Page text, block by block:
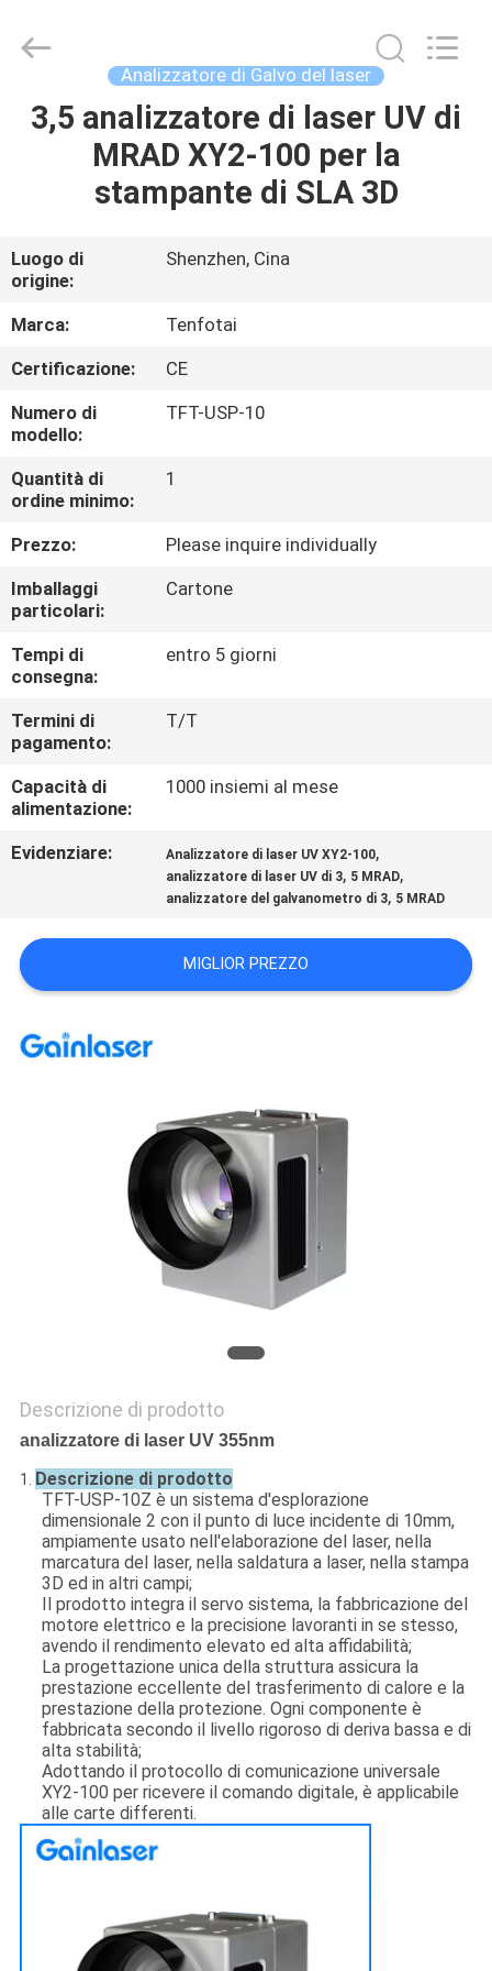
CASA
PRODOTTI
CIRCA
NOI
GIRO
DELLA
FABBRICA
CONTROLLO
DI
QUALITÀ
CONTATTICI
RICHIEDA
UNA
CITAZIONE
MAPPA
SITO
POLICY
Gainlaser
Laser
Rights
Reserved.
Analizzatore di Galvo del laser
3,5 analizzatore di laser UV di
MRAD XY2-100 per la
stampante di SLA 3D
Luogo di
origine:
Shenzhen, Cina
Marca:
Tenfotai
Certificazione:
CE
Numero di
modello:
TFT-USP-10
Quantità di
ordine minimo:
1
Prezzo:
Please inquire individually
Imballaggi
particolari:
Cartone
Tempi di
consegna:
entro 5 giorni
Termini di
pagamento:
T/T
Capacità di
alimentazione:
1000 insiemi al mese
Evidenziare: Analizzatore di laser UV XY2-100,
analizzatore di laser UV di 3, 5 MRAD,
analizzatore del galvanometro di 3, 5 MRAD
MIGLIOR PREZZO
Descrizione di prodotto
analizzatore di laser UV 355nm
1. Descrizione di prodotto
TFT-USP-10Z è un sistema d'esplorazione
dimensionale 2 con il punto di luce incidente di 10mm,
ampiamente usato nell'elaborazione del laser, nella
marcatura del laser, nella saldatura a laser, nella stampa
3D ed in altri campi;
Il prodotto integra il servo sistema, la fabbricazione del
motore elettrico e la precisione lavoranti in se stesso,
avendo il rendimento elevato ed alta affidabilità;
La progettazione unica della struttura assicura la
prestazione eccellente del trasferimento di calore e la
prestazione della protezione. Ogni componente è
fabbricata secondo il livello rigoroso di deriva bassa e di
alta stabilità;
Adottando il protocollo di comunicazione universale
XY2-100 per ricevere il comando digitale, è applicabile
alle carte differenti.